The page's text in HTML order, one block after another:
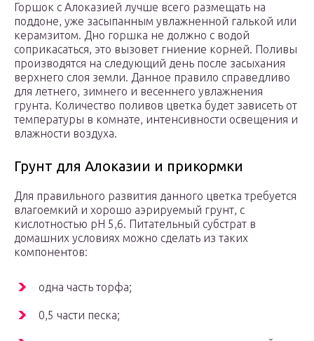
Горшок с Алоказией лучше всего размещать на
поддоне, уже засыпанным увлажненной галькой или
керамзитом. Дно горшка не должно с водой
соприкасаться, это вызовет гниение корней. Поливы
производятся на следующий день после засыхания
верхнего слоя земли. Данное правило справедливо
для летнего, зимнего и весеннего увлажнения
грунта. Количество поливов цветка будет зависеть от
температуры в комнате, интенсивности освещения и
влажности воздуха.
Грунт для Алоказии и прикормки
Для правильного развития данного цветка требуется
влагоемкий и хорошо аэрируемый грунт, с
кислотностью рН 5,6. Питательный субстрат в
домашних условиях можно сделать из таких
компонентов:
одна часть торфа;
0,5 части песка;